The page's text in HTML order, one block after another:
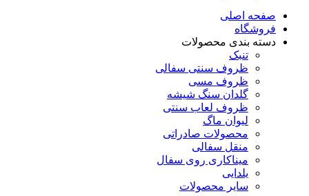
صفحه اصلی
فروشگاه
دسته بندی محصولات
تنبک
ظروف سنتی سفالی
ظروف مسی
گلدان سنگ شیشه
ظروف لعاب سنتی
لیوان ماگ
محصولات صادراتی
منقل سفالی
میناکاری روی سفال
یلدایی
سایر محصولات